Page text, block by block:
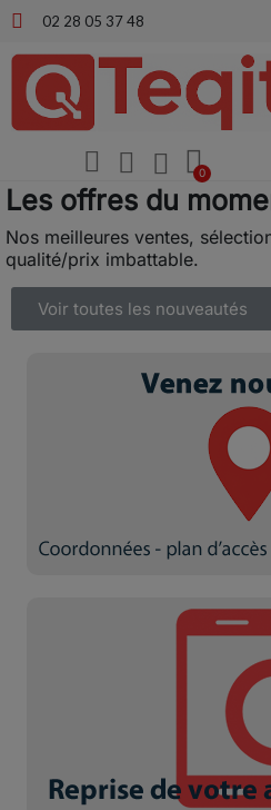
02 28 05 37 48
Les offres du
Nos meilleures ventes,
qualité/prix imbattable.
Voir toutes les nouveautés